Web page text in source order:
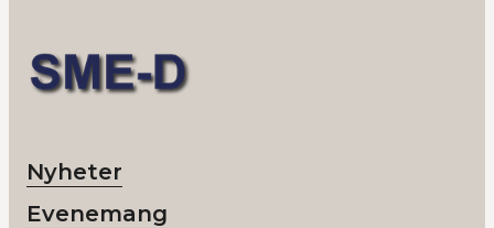
Nyheter
Evenemang